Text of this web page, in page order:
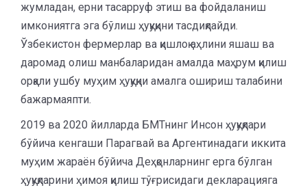
жумладан, ерни тасарруф этиш ва фойдаланиш
имкониятга эга бўлиш ҳуқуқини тасдиқлайди.
Ўзбекистон фермерлар ва қишлоқ аҳлини яшаш ва
даромад олиш манбаларидан амалда маҳрум қилиш
орқали ушбу муҳим ҳуқуқни амалга ошириш талабини
бажармаяпти.
2019 ва 2020 йилларда БМТнинг Инсон ҳуқуқлари
бўйича кенгаши Парагвай ва Аргентинадаги иккита
муҳим жараён бўйича Деҳқонларнинг ерга бўлган
ҳуқуқларини ҳимоя қилиш тўғрисидаги декларацияга